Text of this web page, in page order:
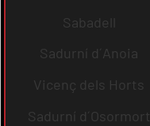
Sabadell
Sadurní d´Anoia
Vicenç dels Horts
Sadurní d´Osormort